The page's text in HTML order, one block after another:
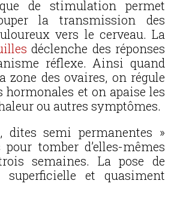
de stimulation permet
la transmission des
vers le cerveau. La
déclenche des réponses
réflexe. Ainsi quand
zone des ovaires, on régule
et on apaise les
ou autres symptômes.
dites semi permanentes »
tomber d’elles-mêmes
semaines. La pose de
superficielle et quasiment